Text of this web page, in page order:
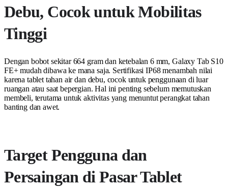
Debu, Cocok untuk Mobilitas
Tinggi
Dengan bobot sekitar 664 gram dan ketebalan 6 mm, Galaxy Tab S10
FE+ mudah dibawa ke mana saja. Sertifikasi IP68 menambah nilai
karena tablet tahan air dan debu, cocok untuk penggunaan di luar
ruangan atau saat bepergian. Hal ini penting sebelum memutuskan
membeli, terutama untuk aktivitas yang menuntut perangkat tahan
banting dan awet.
Target Pengguna dan
Persaingan di Pasar Tablet